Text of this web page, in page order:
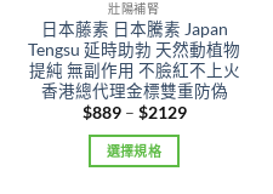
壯陽補腎
日本藤素 日本騰素 Japan
Tengsu 延時助勃 天然動植物
提純 無副作用 不臉紅不上火
香港總代理金標雙重防偽
$889 – $2129Price
選擇規格